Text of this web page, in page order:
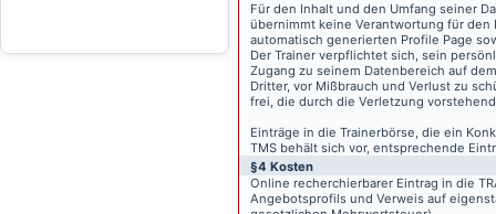
Für den Inhalt und den Umfang seiner
übernimmt keine Verantwortung für den
automatisch generierten Profile Page
Der Trainer verpflichtet sich, sein
Zugang zu seinem Datenbereich auf
Dritter, vor Mißbrauch und Verlust zu
frei, die durch die Verletzung
Einträge in die Trainerbörse, die ein
TMS behält sich vor, entsprechende
§4 Kosten
Online recherchierbarer Eintrag in die
Angebotsprofils und Verweis auf